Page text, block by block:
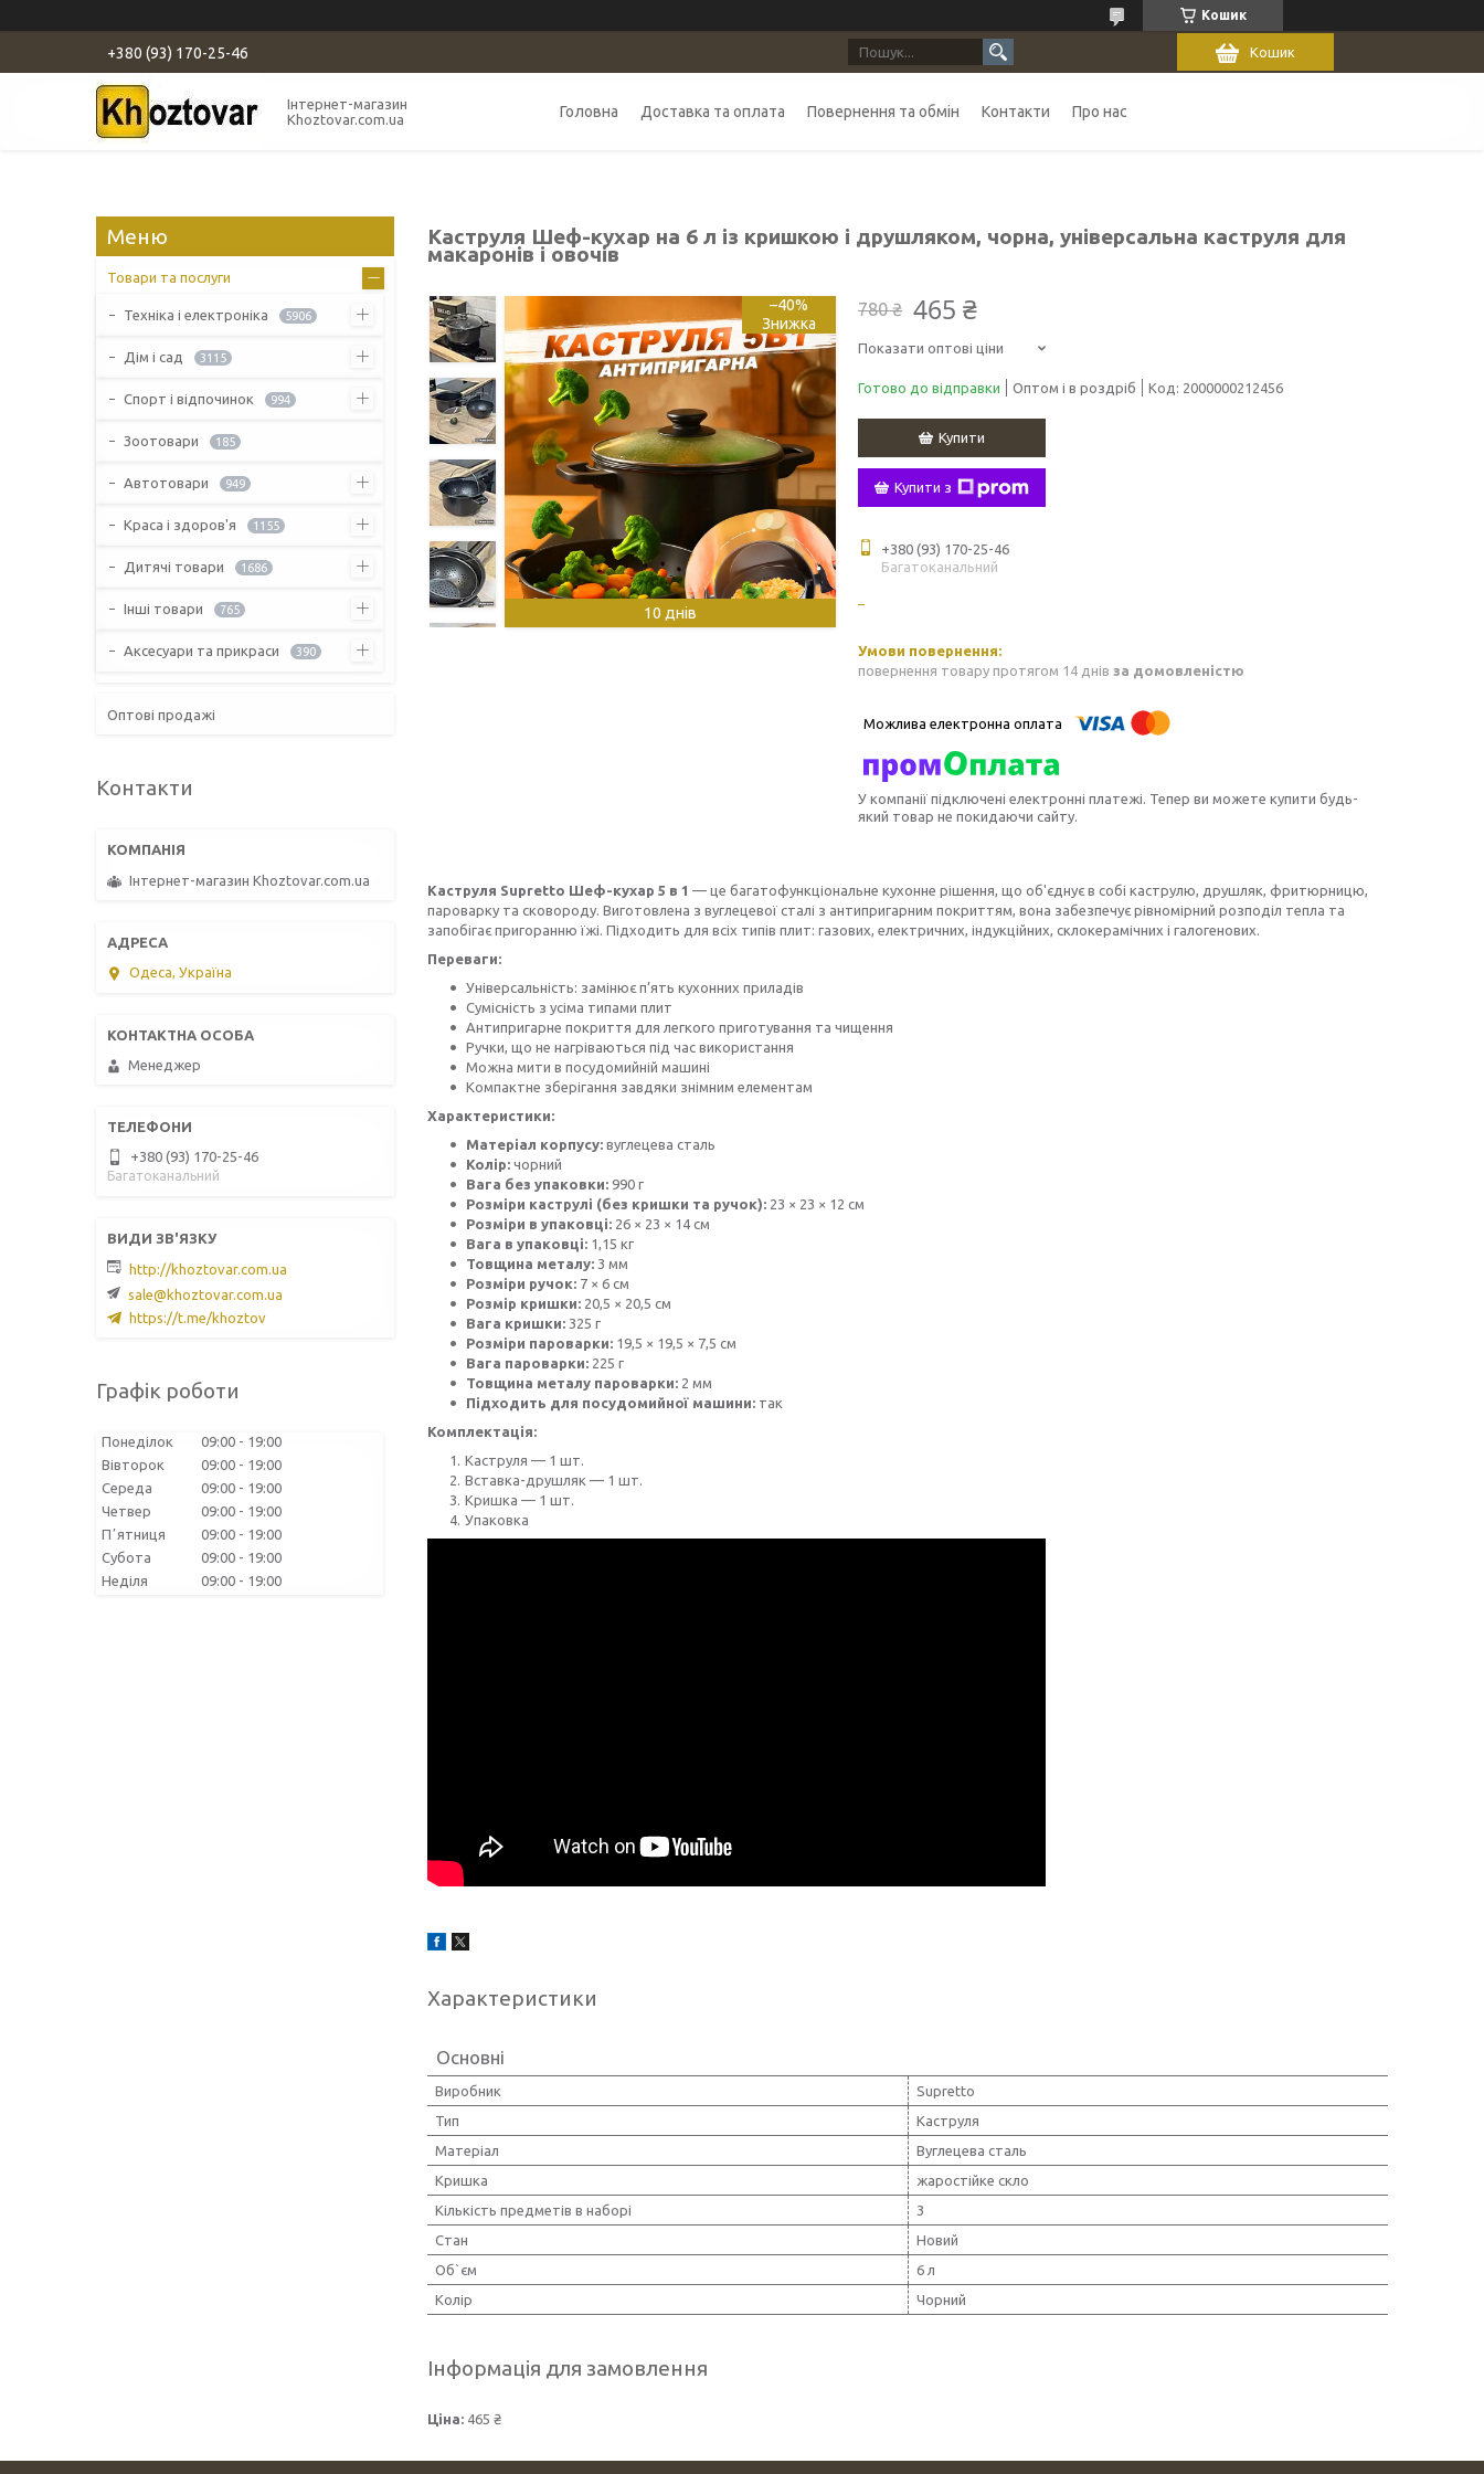
Кошик
+380 (93) 170-25-46 Кошик
Інтернет-магазин
Khoztovar.com.ua
Головна Доставка та оплата Повернення та обмін Контакти Про нас
Каструля Шеф-кухар на 6 л із кришкою і друшляком, чорна, універсальна каструля для
макаронів і овочів
–40%
10 днів
780 ₴ 465 ₴
Показати оптові ціни
Готово до відправки Оптом і в роздріб Код: 2000000212456
Купити
Купити з
+380 (93) 170-25-46
Багатоканальний
повернення товару протягом 14 днів за домовленістю
У компанії підключені електронні платежі. Тепер ви можете купити будь-
який товар не покидаючи сайту.
Каструля Supretto Шеф-кухар 5 в 1 — це багатофункціональне кухонне рішення, що об'єднує в собі каструлю, друшляк, фритюрницю,
пароварку та сковороду. Виготовлена з вуглецевої сталі з антипригарним покриттям, вона забезпечує рівномірний розподіл тепла та
запобігає пригоранню їжі. Підходить для всіх типів плит: газових, електричних, індукційних, склокерамічних і галогенових.
Переваги:
Універсальність: замінює п’ять кухонних приладів
Сумісність з усіма типами плит
Антипригарне покриття для легкого приготування та чищення
Ручки, що не нагріваються під час використання
Можна мити в посудомийній машині
Компактне зберігання завдяки знімним елементам
Характеристики:
Матеріал корпусу: вуглецева сталь
Колір: чорний
Вага без упаковки: 990 г
Розміри каструлі (без кришки та ручок): 23 × 23 × 12 см
Розміри в упаковці: 26 × 23 × 14 см
Вага в упаковці: 1,15 кг
Товщина металу: 3 мм
Розміри ручок: 7 × 6 см
Розмір кришки: 20,5 × 20,5 см
Вага кришки: 325 г
Розміри пароварки: 19,5 × 19,5 × 7,5 см
Вага пароварки: 225 г
Товщина металу пароварки: 2 мм
Підходить для посудомийної машини: так
Комплектація:
Каструля — 1 шт.
Вставка-друшляк — 1 шт.
Кришка — 1 шт.
Упаковка
Характеристики
Основні
Виробник
Supretto
Тип
Каструля
Матеріал
Вуглецева сталь
Кришка
жаростійке скло
Кількість предметів в наборі
3
Стан
Новий
Об`єм
6 л
Колір
Чорний
Інформація для замовлення
Ціна: 465 ₴
Товари та послуги
Техніка і електроніка 5906
Дім і сад 3115
Спорт і відпочинок 994
Зоотовари 185
Автотовари 949
Краса і здоров'я 1155
Дитячі товари 1686
Інші товари 765
Аксесуари та прикраси 390
Оптові продажі
Контакти
Інтернет-магазин Khoztovar.com.ua
Одеса, Україна
Менеджер
+380 (93) 170-25-46
Багатоканальний
http://khoztovar.com.ua
sale@khoztovar.com.ua
https://t.me/khoztov
Графік роботи
Понеділок 09:00
19:00
Вівторок
09:00
19:00
Середа
09:00
19:00
Четвер
09:00
19:00
Пʼятниця
09:00
19:00
Субота
09:00
19:00
Неділя
09:00 19:00